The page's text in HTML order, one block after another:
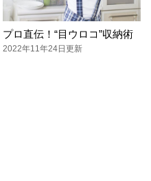
プロ直伝！“目ウロコ”収納術
2022年11年24日更新